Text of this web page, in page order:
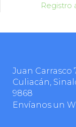
Registro
Juan Carrasco
Culiacán,
9868
Envíanos un